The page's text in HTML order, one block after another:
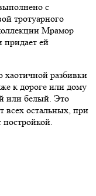
с
тротуарного
Мрамор
придает ей
разбивки
к дороге или дому
или белый. Это
всех остальных, при